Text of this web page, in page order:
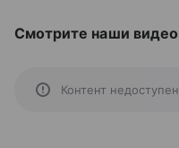
Смотрите наши видео
Контент недоступен